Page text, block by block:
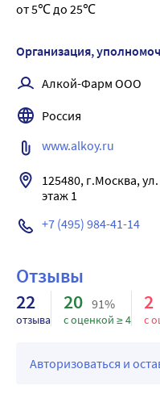
Не содержит отдушек.
От 0+ мес.
от 5℃ до 25℃
Организация,
Алкой-Фарм ООО
Россия
www.alkoy.ru
125480, г.Москва,
этаж 1
+7 (495) 984-41-14
Отзывы
22
отзыва
20 91%
с оценкой ≥ 4
2
с
Авторизоваться и